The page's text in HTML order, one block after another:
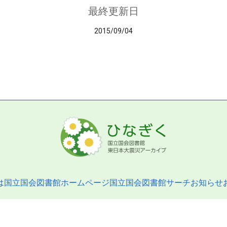
最終更新日
2015/09/04
国立国会図書館ホームページ国立国会図書館サーチお知らせ